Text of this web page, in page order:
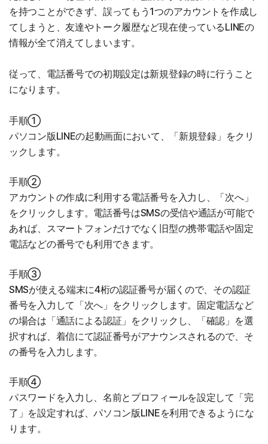
を持つことができず、誤ってもう1つのアカウントを作成し
てしまうと、友達やトーク履歴など現在使っているLINEの
情報が全て消えてしまいます。
従って、電話番号での初期設定は新規登録の時に行うこと
になります。
手順①
パソコン版LINEの起動画面において、「新規登録」をクリ
ックします。
手順②
アカウントの作成に利用する電話番号を入力し、「次へ」
をクリックします。電話番号はSMSの受信や通話が可能で
あれば、スマートフォンだけでなく旧型の携帯電話や固定
電話などの番号でも利用できます。
手順③
SMSが使える端末に4桁の認証番号が届くので、その認証
番号を入力して「次へ」をクリックします。固定電話など
の場合は「通話による認証」をクリックし、「確認」を選
択すれば、着信にて認証番号がアナウンスされるので、そ
の番号を入力します。
手順④
パスワードを入力し、名前とプロフィールを設定して「完
了」を設定すれば、パソコン版LINEを利用できるようにな
ります。